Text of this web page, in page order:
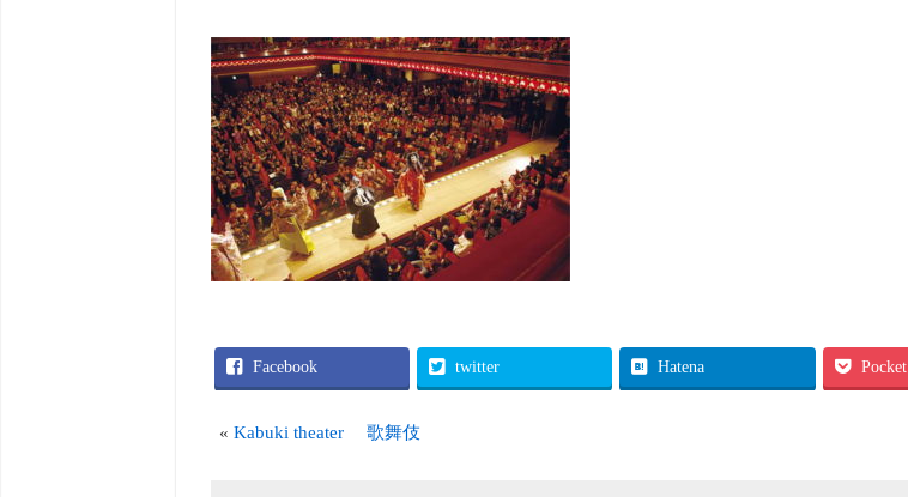
Facebook twitter Hatena Pocket
«Kabuki theater 歌舞伎